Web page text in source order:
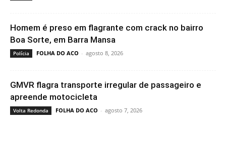
Homem é preso em flagrante com crack no bairro
Boa Sorte, em Barra Mansa
Polícia FOLHA DO ACO - agosto 8, 2026
GMVR flagra transporte irregular de passageiro e
apreende motocicleta
Volta Redonda FOLHA DO ACO - agosto 7, 2026